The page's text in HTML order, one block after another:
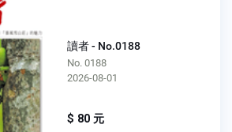
讀者 - No.0188
No. 0188
2026-08-01
$ 80 元